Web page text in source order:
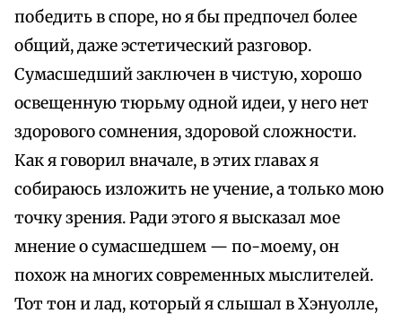
победить в споре, но я бы предпочел более
общий, даже эстетический разговор.
Сумасшедший заключен в чистую, хорошо
освещенную тюрьму одной идеи, у него нет
здорового сомнения, здоровой сложности.
Как я говорил вначале, в этих главах я
собираюсь изложить не учение, а только мою
точку зрения. Ради этого я высказал мое
мнение о сумасшедшем — по-моему, он
похож на многих современных мыслителей.
Тот тон и лад, который я слышал в Хэнуолле,